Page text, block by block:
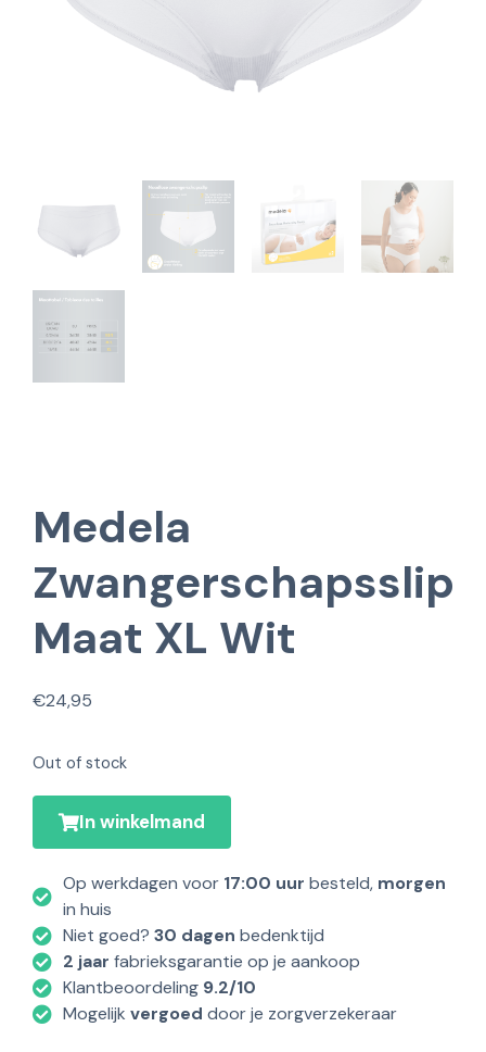
Medela
Zwangerschapsslip
Maat XL Wit
€24,95
Out of stock
In winkelmand
Op werkdagen voor 17:00 uur besteld, morgen
in huis
Niet goed? 30 dagen bedenktijd
2 jaar fabrieksgarantie op je aankoop
Klantbeoordeling 9.2/10
Mogelijk vergoed door je zorgverzekeraar